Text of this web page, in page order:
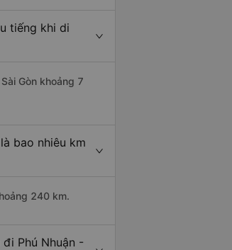
tiếng khi di
Gòn khoảng 7
bao nhiêu km
240 km.
Phú Nhuận -